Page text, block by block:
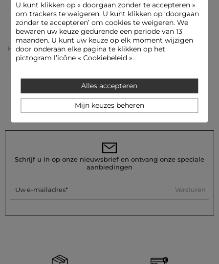
Clutches Lederwaren
Home Accessoires Vrouw
Lederwaren Vrouw
Clutches Vrouw
Telefoonpouch Met Studsdetails Zwart Vrouw
Schrijf u in op onze nieuwsbrief en ontvang onze speciale
aanbiedingen
Uw e-mailadres Versturen
U kunt klikken op « doorgaan zonder te accepteren»
om trackers te weigeren. U kunt klikken op ‘doorgaan
zonder te accepteren’ om cookies te weigeren. We
bewaren uw keuze gedurende een periode van 13
maanden. U kunt uw keuze op elk moment wijzigen
door onderaan elke pagina te klikken op het
pictogram l’icône « Cookiebeleid ».
Alles accepteren
Mijn keuzes beheren